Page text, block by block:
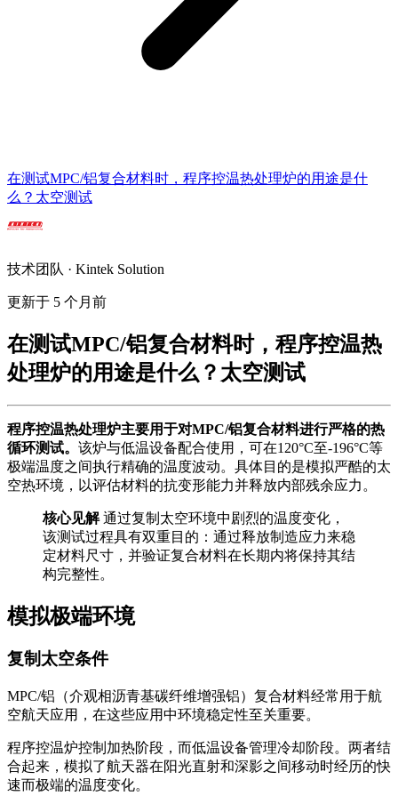
在测试MPC/铝复合材料时，程序控温热处理炉的用途是什
么？太空测试
技术团队 · Kintek Solution
更新于 5 个月前
在测试MPC/铝复合材料时，程序控温热
处理炉的用途是什么？太空测试
程序控温热处理炉主要用于对MPC/铝复合材料进行严格的热
循环测试。 该炉与低温设备配合使用，可在120°C至-196°C等
极端温度之间执行精确的温度波动。具体目的是模拟严酷的太
空热环境，以评估材料的抗变形能力并释放内部残余应力。
核心见解通过复制太空环境中剧烈的温度变化，
该测试过程具有双重目的：通过释放制造应力来稳
定材料尺寸，并验证复合材料在长期内将保持其结
构完整性。
模拟极端环境
复制太空条件
MPC/铝（介观相沥青基碳纤维增强铝）复合材料经常用于航
空航天应用，在这些应用中环境稳定性至关重要。
程序控温炉控制加热阶段，而低温设备管理冷却阶段。两者结
合起来，模拟了航天器在阳光直射和深影之间移动时经历的快
速而极端的温度变化。